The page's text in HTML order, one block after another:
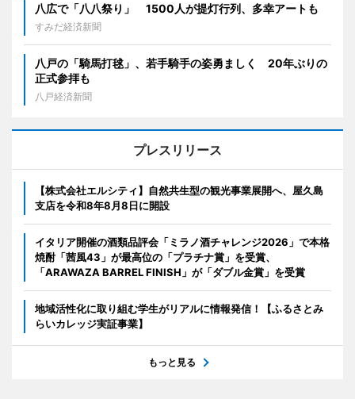
八広で「八八祭り」 1500人が提灯行列、多幸アートも
すみだ経済新聞
八戸の「騎馬打毬」、若手騎手の姿勇ましく 20年ぶりの
正式参拝も
八戸経済新聞
プレスリリース
【株式会社エルシティ】自然共生型の観光事業展開へ、屋久島
支店を令和8年8月8日に開設
イタリア開催の酒類品評会「ミラノ酒チャレンジ2026」で本格
焼酎「茜風43」が最高位の「プラチナ賞」を受賞、
「ARAWAZA BARREL FINISH」が「ダブル金賞」を受賞
地域活性化に取り組む学生がリアルに情報発信！【ふるさとみ
らいカレッジ実証事業】
もっと見る